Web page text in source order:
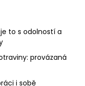
to s odolností a
provázaná
i sobě